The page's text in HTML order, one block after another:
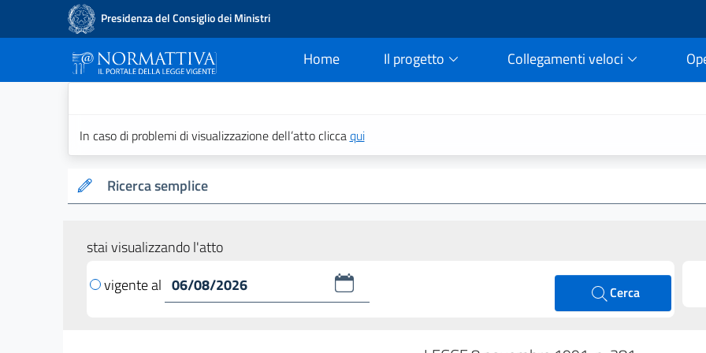
Presidenza del Consiglio dei Ministri
Home
current Il progetto Collegamenti veloci
In caso di problemi di visualizzazione dell’atto cliccaqui
Ricerca semplice
stai visualizzando l'atto
vigente al
Cerca